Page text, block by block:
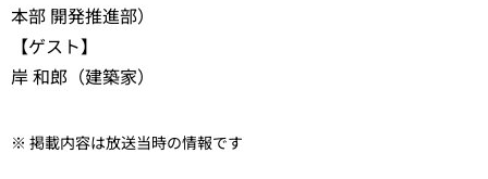
本部 開発推進部）
【ゲスト】
岸 和郎（建築家）
※ 掲載内容は放送当時の情報です